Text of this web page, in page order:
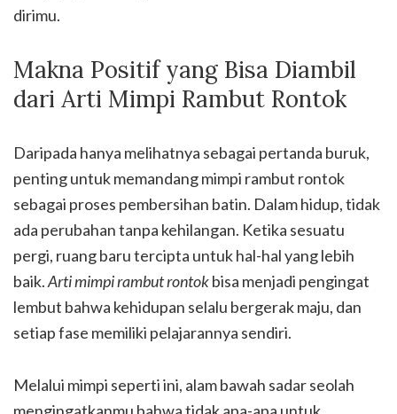
dirimu.
Makna Positif yang Bisa Diambil
dari Arti Mimpi Rambut Rontok
Daripada hanya melihatnya sebagai pertanda buruk,
penting untuk memandang mimpi rambut rontok
sebagai proses pembersihan batin. Dalam hidup, tidak
ada perubahan tanpa kehilangan. Ketika sesuatu
pergi, ruang baru tercipta untuk hal-hal yang lebih
baik.Arti mimpi rambut rontokbisa menjadi pengingat
lembut bahwa kehidupan selalu bergerak maju, dan
setiap fase memiliki pelajarannya sendiri.
Melalui mimpi seperti ini, alam bawah sadar seolah